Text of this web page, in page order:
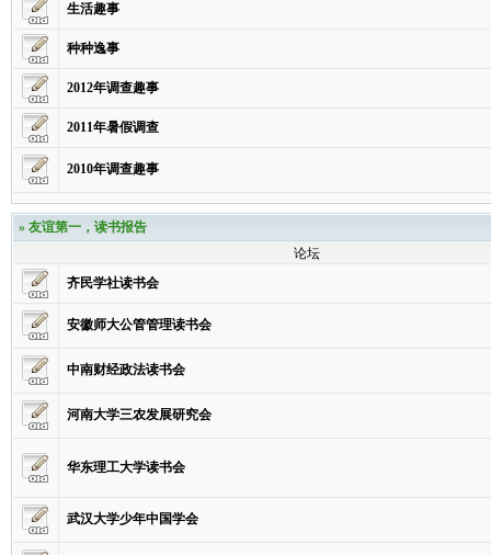
生活趣事
种种逸事
2012年调查趣事
2011年暑假调查
2010年调查趣事
» 友谊第一，读书报告
论坛
齐民学社读书会
安徽师大公管管理读书会
中南财经政法读书会
河南大学三农发展研究会
华东理工大学读书会
武汉大学少年中国学会